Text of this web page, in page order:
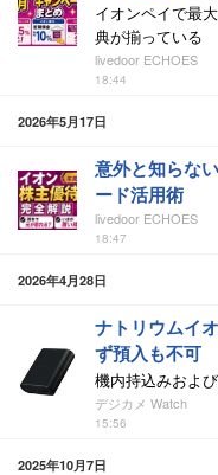
イオンペイで最
典が揃っている
livedoor ECHOES
18:44
2026年5月17日
意外と知らな
ード活用術
livedoor ECHOES
18:47
2026年4月28日
ナトリウムイ
ず預入も不可
機内持込みおよ
デジカメ Watch
15:56
2025年10月7日